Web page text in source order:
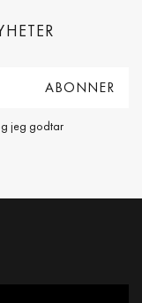
jeg godtar